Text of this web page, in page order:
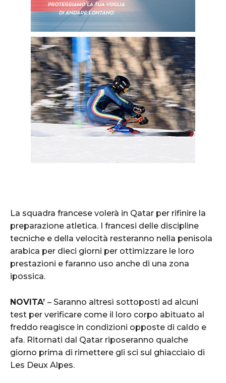
La squadra francese volerà in Qatar per rifinire la
preparazione atletica. I francesi delle discipline
tecniche e della velocità resteranno nella penisola
arabica per dieci giorni per ottimizzare le loro
prestazioni e faranno uso anche di una zona
ipossica.
NOVITA’ – Saranno altresì sottoposti ad alcuni
test per verificare come il loro corpo abituato al
freddo reagisce in condizioni opposte di caldo e
afa. Ritornati dal Qatar riposeranno qualche
giorno prima di rimettere gli sci sul ghiacciaio di
Les Deux Alpes.